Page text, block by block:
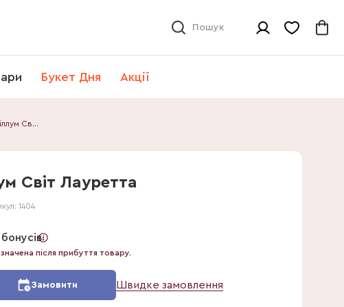
Пошук
Букет Дня Акції
Спатифіллум Світ Лауретта
Світ Лауретта
1404
бонусів
після прибуття товару.
Замовити Швидке замовлення